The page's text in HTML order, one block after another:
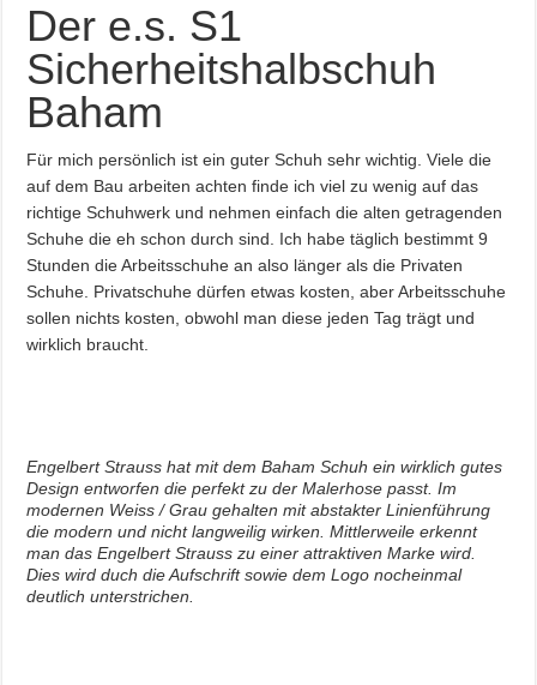
Der e.s. S1
Sicherheitshalbschuh
Baham
Für mich persönlich ist ein guter Schuh sehr wichtig. Viele die
auf dem Bau arbeiten achten finde ich viel zu wenig auf das
richtige Schuhwerk und nehmen einfach die alten getragenden
Schuhe die eh schon durch sind. Ich habe täglich bestimmt 9
Stunden die Arbeitsschuhe an also länger als die Privaten
Schuhe. Privatschuhe dürfen etwas kosten, aber Arbeitsschuhe
sollen nichts kosten, obwohl man diese jeden Tag trägt und
wirklich braucht.
Engelbert Strauss hat mit dem Baham Schuh ein wirklich gutes
Design entworfen die perfekt zu der Malerhose passt. Im
modernen Weiss / Grau gehalten mit abstakter Linienführung
die modern und nicht langweilig wirken. Mittlerweile erkennt
man das Engelbert Strauss zu einer attraktiven Marke wird.
Dies wird duch die Aufschrift sowie dem Logo nocheinmal
deutlich unterstrichen.